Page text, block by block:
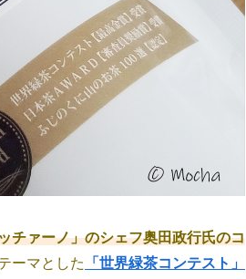
チァーノ」のシェフ奥田政行氏のコ
ーマとした
「世界緑茶コンテスト」